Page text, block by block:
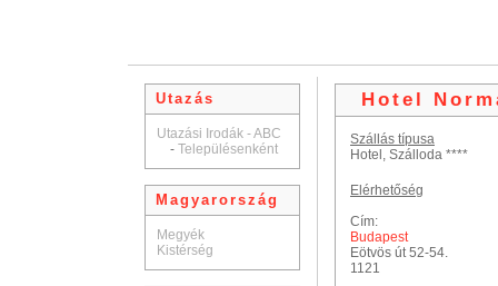
Utazás
Utazási Irodák - ABC
- Településenként
Magyarország
Megyék
Kistérség
Hotel
Szállás típusa
Hotel, Szálloda ****
Elérhetőség
Cím:
Budapest
Eötvös út 52-54.
1121